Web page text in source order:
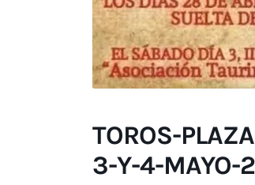
TOROS-
3-Y-4-MAYO-